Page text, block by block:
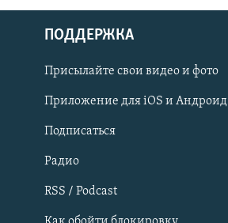
Українською
Qırımtatar
ПРИСОЕДИНЯЙТЕСЬ!
ПОДДЕРЖКА
Присылайте свои видео и фото
Приложение для iOS и Андроид
Подписаться
Радио
RSS / Podcast